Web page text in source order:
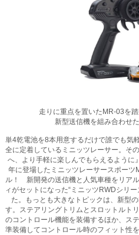
走りに重点を置いたMR-03を
新型送信機を組み合わせ
単4乾電池を8本用意するだけで誰でも気
全に定着しているミニッツレーサー。そ
へ、より手軽に楽しんでもらえるように
年に登場したミニッツレーサースポー
ル！ 新開発の送信機と人気車種をリア
ィがセットになった“ミニッツRWDシリ
た。もっとも大きなトピックは、新型
す。ステアリングトリムとスロットルト
のコントロール機能を装備するほか、ス
準装備してコントロール時のフィット性